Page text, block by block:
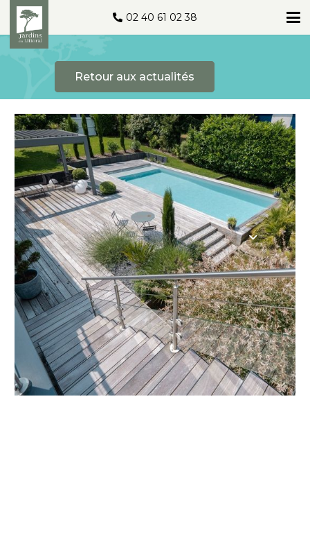
02 40 61 02 38
Retour aux actualités